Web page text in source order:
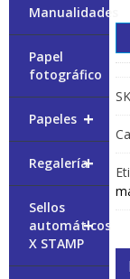
Manualidades
Papel
fotográfico
+
Papeles
+
Regalería
+
Sellos
automáticos
X STAMP